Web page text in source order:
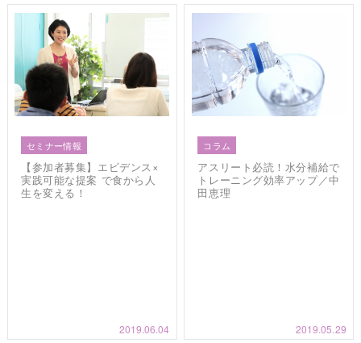
セミナー情報
【参加者募集】エビデンス×
実践可能な提案 で食から人
生を変える！
2019.06.04
コラム
アスリート必読！水分補給で
トレーニング効率アップ／中
田恵理
2019.05.29